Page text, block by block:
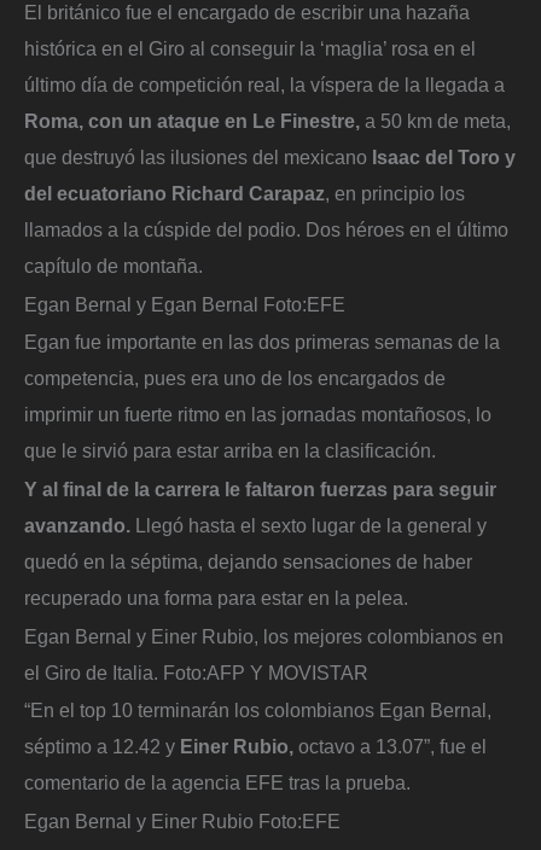
El británico fue el encargado de escribir una hazaña
histórica en el Giro al conseguir la ‘maglia’ rosa en el
último día de competición real, la víspera de la llegada a
Roma, con un ataque en Le Finestre, a 50 km de meta,
que destruyó las ilusiones del mexicano Isaac del Toro y
del ecuatoriano Richard Carapaz, en principio los
llamados a la cúspide del podio. Dos héroes en el último
capítulo de montaña.
Egan Bernal y Egan Bernal Foto:EFE
Egan fue importante en las dos primeras semanas de la
competencia, pues era uno de los encargados de
imprimir un fuerte ritmo en las jornadas montañosos, lo
que le sirvió para estar arriba en la clasificación.
Y al final de la carrera le faltaron fuerzas para seguir
avanzando. Llegó hasta el sexto lugar de la general y
quedó en la séptima, dejando sensaciones de haber
recuperado una forma para estar en la pelea.
Egan Bernal y Einer Rubio, los mejores colombianos en
el Giro de Italia. Foto:AFP Y MOVISTAR
“En el top 10 terminarán los colombianos Egan Bernal,
séptimo a 12.42 y Einer Rubio, octavo a 13.07”, fue el
comentario de la agencia EFE tras la prueba.
Egan Bernal y Einer Rubio Foto:EFE